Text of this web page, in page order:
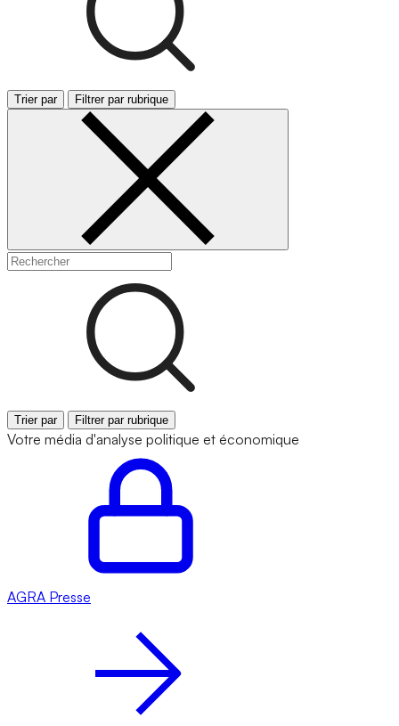
Trier par Filtrer par rubrique
Trier par Filtrer par rubrique
Votre média d'analyse politique et économique
AGRA Presse